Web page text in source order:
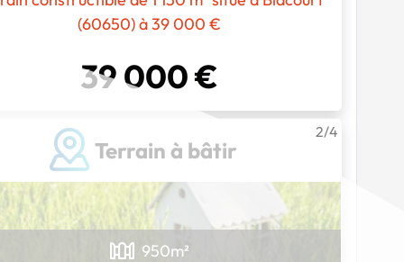
(60650) à 39 000 €
39 000 €
Terrain à bâtir
2/4
950m²